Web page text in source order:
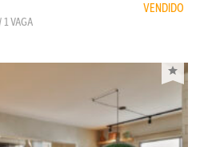
VENDIDO
1 VAGA